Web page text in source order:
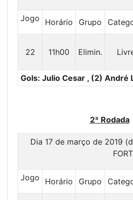
Jogo Horário Grupo
22 11h00 Elimin.
Gols: Julio Cesar , (2) André
2ª Rodada
Dia 17 de março de 2019
Jogo Horário Grupo